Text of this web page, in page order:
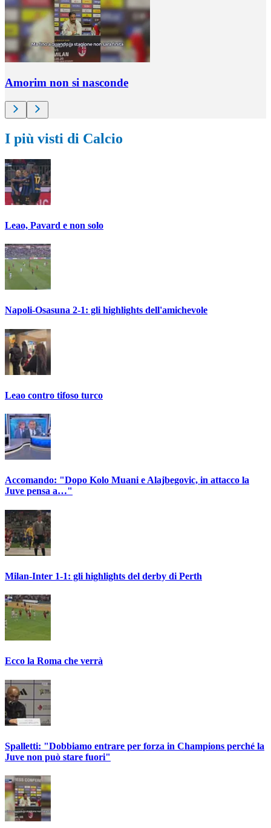
Amorim non si nasconde
I più visti di Calcio
Leao, Pavard e non solo
Napoli-Osasuna 2-1: gli highlights dell'amichevole
Leao contro tifoso turco
Accomando: "Dopo Kolo Muani e Alajbegovic, in attacco la
Juve pensa a…"
Milan-Inter 1-1: gli highlights del derby di Perth
Ecco la Roma che verrà
Spalletti: "Dobbiamo entrare per forza in Champions perché la
Juve non può stare fuori"